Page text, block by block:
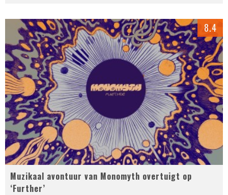
8.4
Muzikaal avontuur van Monomyth overtuigt op
‘Further’